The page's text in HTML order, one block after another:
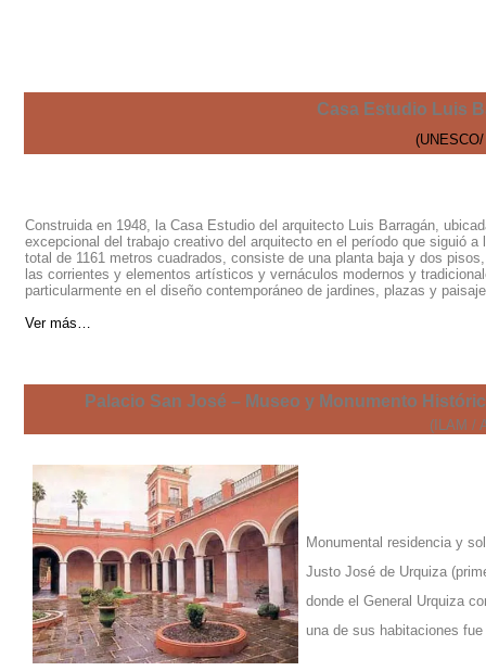
Casa Estudio Luis
Construida en 1948, la Casa Estudio del arquitecto Luis Barragán,
excepcional del trabajo creativo del arquitecto en el período que siguió
total de 1161 metros cuadrados, consiste de una planta baja y dos
las corrientes y elementos artísticos y vernáculos modernos y
particularmente en el diseño contemporáneo de jardines, plazas y
Ver más…
Palacio San José – Museo y Monumento
(ILAM /
Monumental residencia y
Justo José de Urquiza
donde el General Urquiza
una de sus habitaciones